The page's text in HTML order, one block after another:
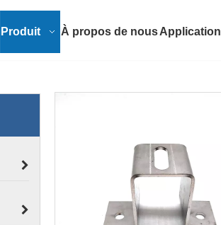
Produit À propos de nousApplication